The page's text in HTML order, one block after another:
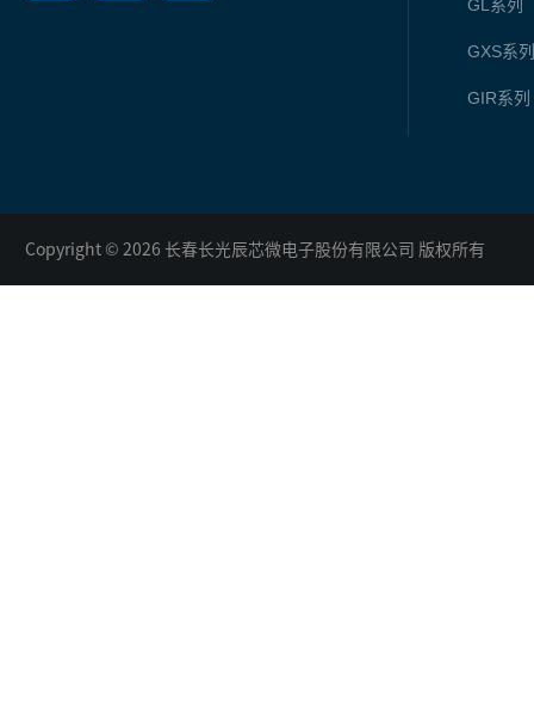
GL 系列
GXS系
GIR系列
Copyright © 2026 长春长光辰芯微电子股份有限公司 版权所有